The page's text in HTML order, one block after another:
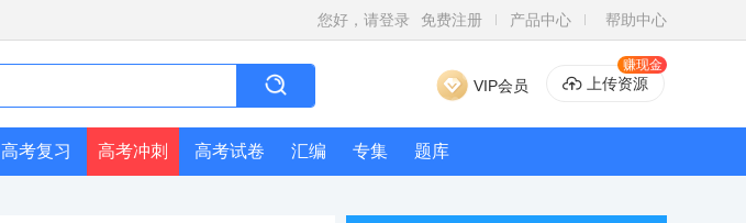
您好，请登录 免费注册 产品中心 帮助中心
VIP会员 上传资源
赚现金
高考复习 高考冲刺 高考试卷 汇编 专集 题库